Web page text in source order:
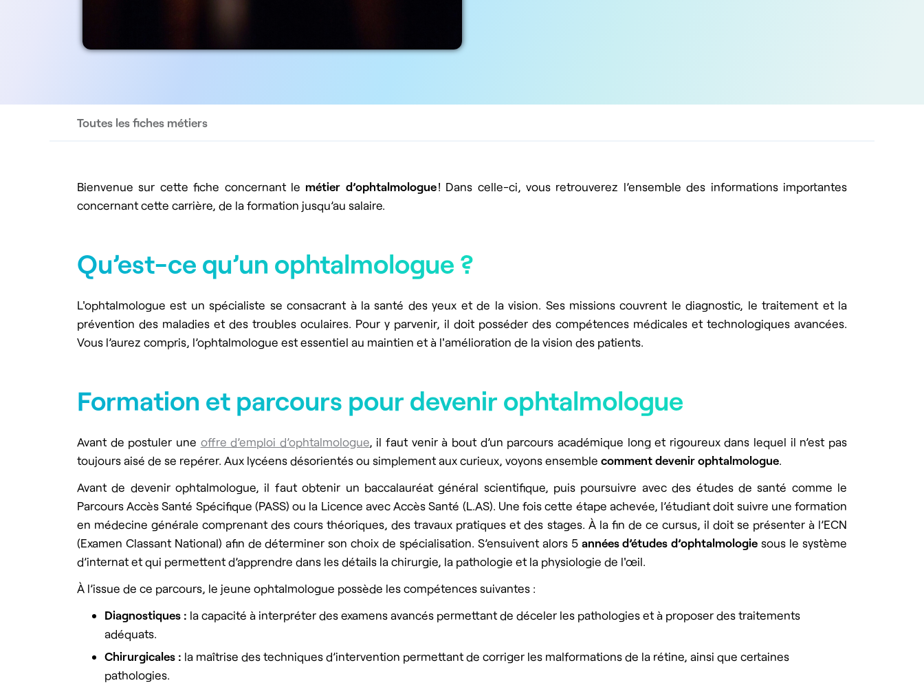
Toutes les fiches métiers
Bienvenue sur cette fiche concernant le métier d’ophtalmologue! Dans celle-ci, vous retrouverez l’ensemble des informations importantes
concernant cette carrière, de la formation jusqu’au salaire.
Qu’est-ce qu’un ophtalmologue ?
L'ophtalmologue est un spécialiste se consacrant à la santé des yeux et de la vision. Ses missions couvrent le diagnostic, le traitement et la
prévention des maladies et des troubles oculaires. Pour y parvenir, il doit posséder des compétences médicales et technologiques avancées.
Vous l’aurez compris, l’ophtalmologue est essentiel au maintien et à l'amélioration de la vision des patients.
Formation et parcours pour devenir ophtalmologue
Avant de postuler une offre d’emploi d’ophtalmologue, il faut venir à bout d’un parcours académique long et rigoureux dans lequel il n’est pas
toujours aisé de se repérer. Aux lycéens désorientés ou simplement aux curieux, voyons ensemble comment devenir ophtalmologue
Avant de devenir ophtalmologue, il faut obtenir un baccalauréat général scientifique, puis poursuivre avec des études de santé comme le
Parcours Accès Santé Spécifique (PASS) ou la Licence avec Accès Santé (L.AS). Une fois cette étape achevée, l’étudiant doit suivre une formation
en médecine générale comprenant des cours théoriques, des travaux pratiques et des stages. À la fin de ce cursus, il doit se présenter à l’ECN
(Examen Classant National) afin de déterminer son choix de spécialisation. S’ensuivent alors 5 années d’études d’ophtalmologie sous le système
d’internat et qui permettent d’apprendre dans les détails la chirurgie, la pathologie et la physiologie de l'œil.
À l’issue de ce parcours, le jeune ophtalmologue possède les compétences suivantes :
Diagnostiques : la capacité à interpréter des examens avancés permettant de déceler les pathologies et à proposer des traitements
adéquats.
Chirurgicales : la maîtrise des techniques d’intervention permettant de corriger les malformations de la rétine, ainsi que certaines
pathologies.